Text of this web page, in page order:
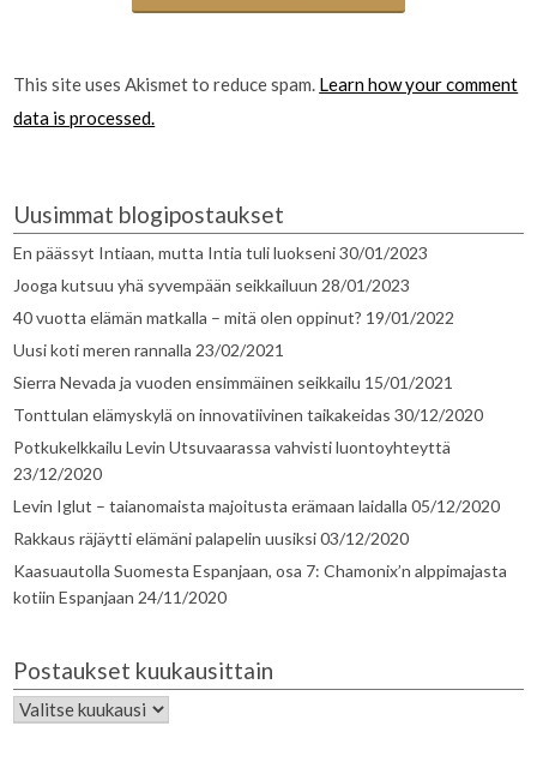
This site uses Akismet to reduce spam. Learn how your comment
data is processed.
Uusimmat blogipostaukset
En päässyt Intiaan, mutta Intia tuli luokseni30/01/2023
Jooga kutsuu yhä syvempään seikkailuun 28/01/2023
40 vuotta elämän matkalla – mitä olen oppinut? 19/01/2022
Uusi koti meren rannalla 23/02/2021
Sierra Nevada ja vuoden ensimmäinen seikkailu 15/01/2021
Tonttulan elämyskylä on innovatiivinen taikakeidas 30/12/2020
Potkukelkkailu Levin Utsuvaarassa vahvisti luontoyhteyttä
23/12/2020
Levin Iglut – taianomaista majoitusta erämaan laidalla 05/12/2020
Rakkaus räjäytti elämäni palapelin uusiksi03/12/2020
Kaasuautolla Suomesta Espanjaan, osa 7: Chamonix’n alppimajasta
kotiin Espanjaan 24/11/2020
Postaukset kuukausittain